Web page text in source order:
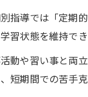
指導では「定期
習状態を維持で
動や習い事と両
短期間での苦手